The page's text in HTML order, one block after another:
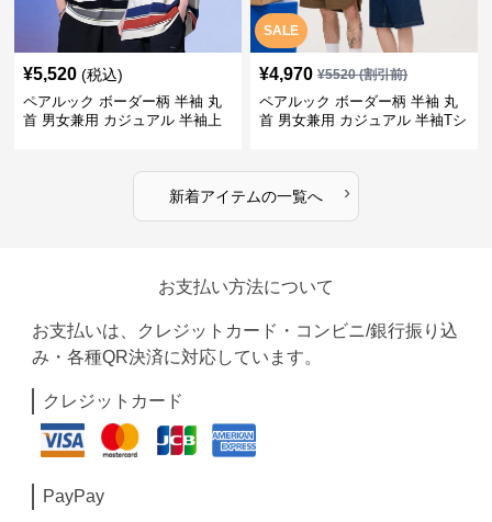
¥5,520 (税込)
ペアルック ボーダー柄 半袖 丸
首 男女兼用 カジュアル 半袖上
SALE
¥4,970 ¥5520(割引前)
ペアルック ボーダー柄 半袖 丸
首 男女兼用 カジュアル 半袖Tシ
新着アイテムの一覧へ ›
お支払い方法について
お支払いは、クレジットカード・コンビニ/銀行振り込
み・各種QR決済に対応しています。
クレジットカード
PayPay